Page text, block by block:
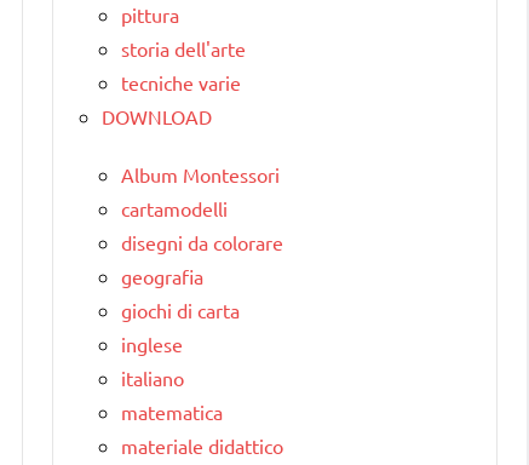
pittura
storia dell'arte
tecniche varie
DOWNLOAD
Album Montessori
cartamodelli
disegni da colorare
geografia
giochi di carta
inglese
italiano
matematica
materiale didattico